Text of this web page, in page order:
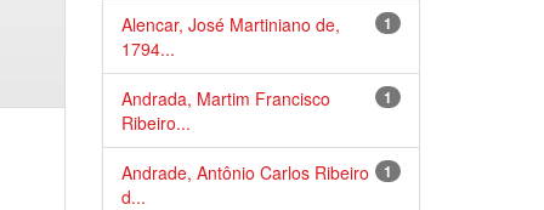
1
Alencar, José Martiniano de,
1794...
1
Andrada, Martim Francisco
Ribeiro...
1
Andrade, Antônio Carlos Ribeiro
d...